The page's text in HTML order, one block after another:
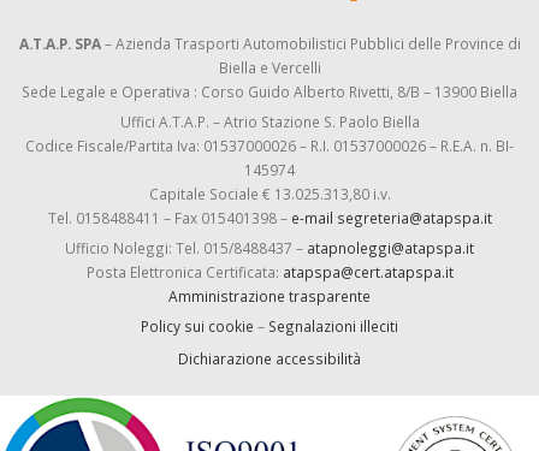
A.T.A.P. SPA– Azienda Trasporti Automobilistici Pubblici delle Province di
Biella e Vercelli
Sede Legale e Operativa : Corso Guido Alberto Rivetti, 8/B – 13900 Biella
Uffici A.T.A.P. – Atrio Stazione S. Paolo Biella
Codice Fiscale/Partita Iva: 01537000026 – R.I. 01537000026 – R.E.A. n. BI-
145974
Capitale Sociale € 13.025.313,80 i.v.
Tel. 0158488411 – Fax 015401398 – e-mail segreteria@atapspa.it
Ufficio Noleggi: Tel. 015/8488437 – atapnoleggi@atapspa.it
Posta Elettronica Certificata: atapspa@cert.atapspa.it
Amministrazione trasparente
Policy sui cookie – Segnalazioni illeciti
Dichiarazione accessibilità